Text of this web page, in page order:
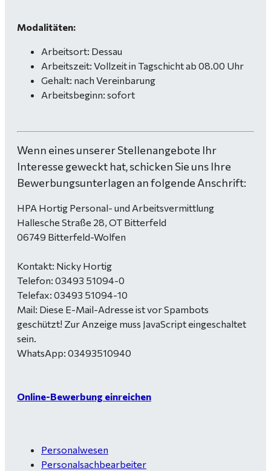
Modalitäten:
Arbeitsort: Dessau
Arbeitszeit: Vollzeit in Tagschicht ab 08.00 Uhr
Gehalt: nach Vereinbarung
Arbeitsbeginn: sofort
Wenn eines unserer Stellenangebote Ihr
Interesse geweckt hat, schicken Sie uns Ihre
Bewerbungsunterlagen an folgende Anschrift:
HPA Hortig Personal- und Arbeitsvermittlung
Hallesche Straße 28, OT Bitterfeld
06749 Bitterfeld-Wolfen
Kontakt: Nicky Hortig
Telefon: 03493 51094-0
Telefax: 03493 51094-10
Mail: Diese E-Mail-Adresse ist vor Spambots
geschützt! Zur Anzeige muss JavaScript eingeschaltet
sein.
WhatsApp: 03493510940
Online-Bewerbung einreichen
Personalwesen
Personalsachbearbeiter